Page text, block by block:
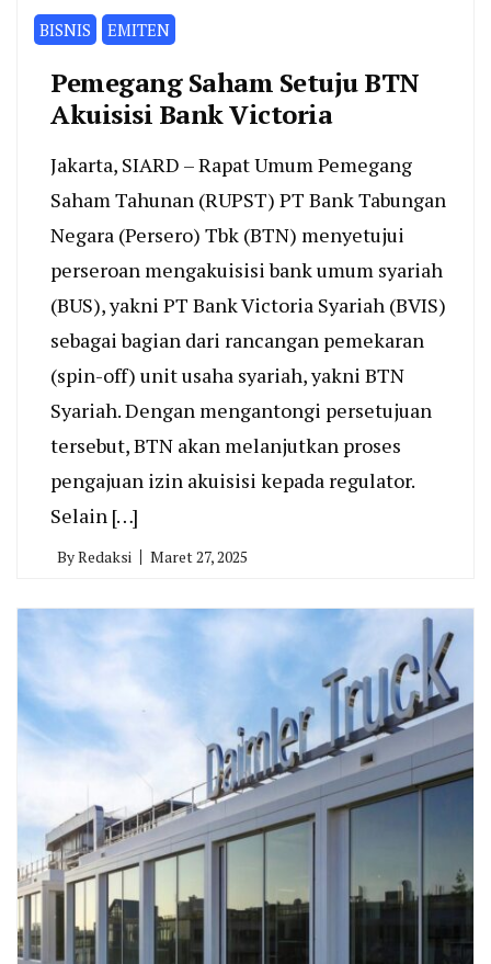
BISNIS EMITEN
Pemegang Saham Setuju BTN
Akuisisi Bank Victoria
Jakarta, SIARD – Rapat Umum Pemegang
Saham Tahunan (RUPST) PT Bank Tabungan
Negara (Persero) Tbk (BTN) menyetujui
perseroan mengakuisisi bank umum syariah
(BUS), yakni PT Bank Victoria Syariah (BVIS)
sebagai bagian dari rancangan pemekaran
(spin-off) unit usaha syariah, yakni BTN
Syariah. Dengan mengantongi persetujuan
tersebut, BTN akan melanjutkan proses
pengajuan izin akuisisi kepada regulator.
Selain […]
ByRedaksi Maret 27, 2025